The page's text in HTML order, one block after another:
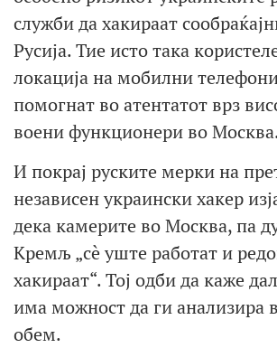
служби да хакираат
Русија. Тие исто така
локација на мобилни
помогнат во атентатот врз
воени функционери во
И покрај руските мерки на
независен украински хакер
дека камерите во Москва, па
Кремљ „сè уште работат и
хакираат“. Тој одби да каже
има можност да ги анализира
обем.